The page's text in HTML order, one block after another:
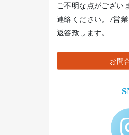
ご不明な点がござい
連絡ください。7営
返答致します。
お問